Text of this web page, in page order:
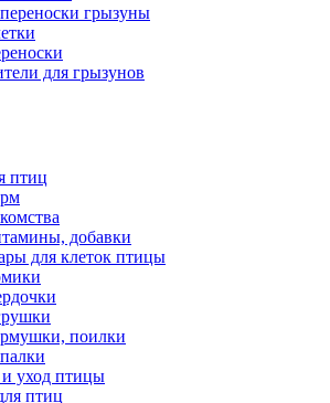
грызуны
для грызунов
птиц
добавки
для клеток птицы
поилки
и уход птицы
птиц